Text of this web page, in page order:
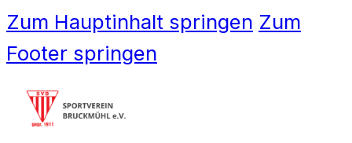
Zum Hauptinhalt springen Zum
Footer springen